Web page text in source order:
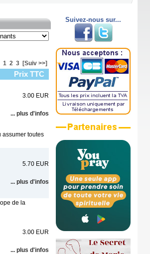
1 2 3 [Suiv >>]
Prix TTC
3.00 EUR
... plus d'infos
assumer toutes
5.70 EUR
... plus d'infos
de la
3.00 EUR
... plus d'infos
Suivez-nous sur...